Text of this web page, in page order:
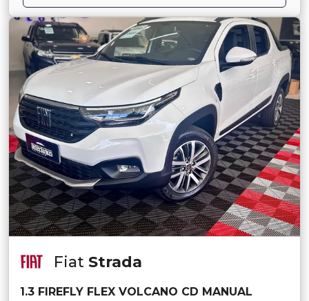
Fiat Strada
1.3 FIREFLY FLEX VOLCANO CD MANUAL